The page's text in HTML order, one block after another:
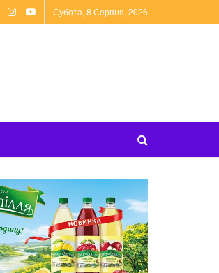
Субота, 8 Серпня, 2026